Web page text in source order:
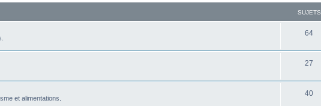
SUJETS
64
27
et alimentations.
40